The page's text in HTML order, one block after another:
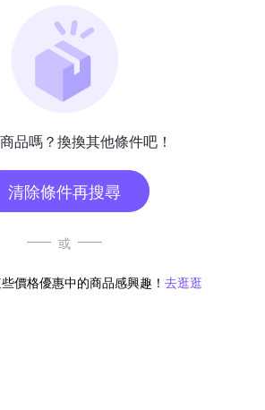
品嗎？換換其他條件吧！
清除條件再搜尋
或
價格優惠中的商品感興趣！ 去逛逛